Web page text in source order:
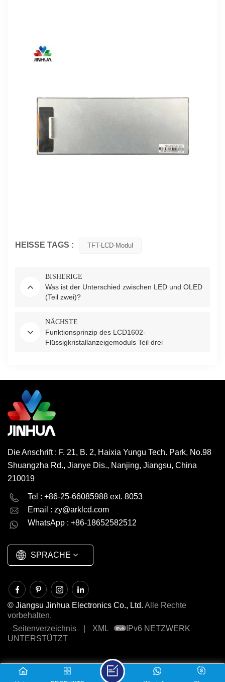
HEISSE TAGS : TFT-LCD-Modul
BISHERIGE
Was ist der Unterschied zwischen LED und OLED
(Teil zwei)?
NÄCHSTE
Funktionsprinzip des LCD1602-
Flüssigkristallanzeigemoduls Teil drei
Die Anschrift : F. 21, B. 2, Haixia Yungu Tech. Park, No.98
Shuangzha Rd., Jianye Dis., Nanjing, Jiangsu, China
210019
Tel : +86-25-66085988 ext. 8053
Email : zy@arklcd.com
WhatsApp : +86-18652582512
SPRACHE
English Deutsch
русский español
العربية
© Jiangsu Jinhua Electronics Co., Ltd. Alle Rechte
vorbehalten.
Seitenverzeichnis
XML
IPv6 NETZWERK
UNTERSTÜTZT